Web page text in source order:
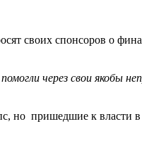
своих спонсоров о
через свои якобы
но пришедшие к власти в